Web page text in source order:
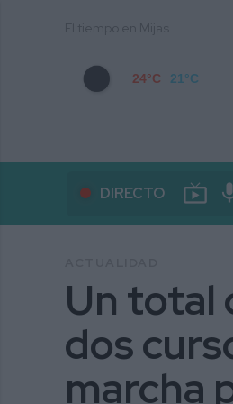
24°C 21°C
DIRECTO live_tv
Un total
dos
marcha